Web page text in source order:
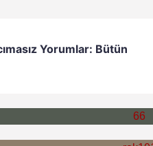
Yorumlar: Bütün